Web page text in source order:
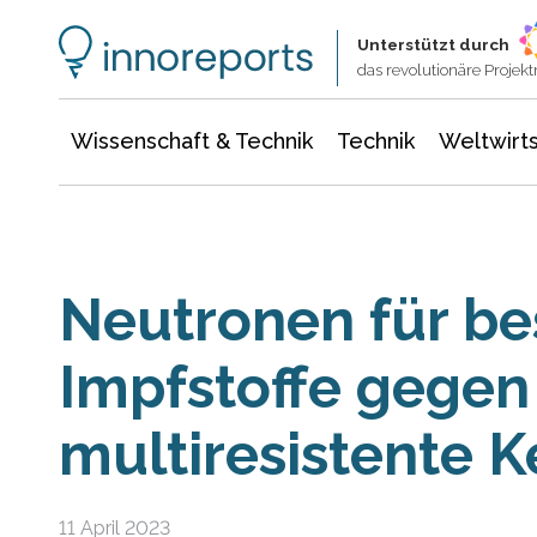
Unterstützt durch
das revolutionäre
Wissenschaft & Technik Technik
Neutronen für
Impfstoffe gegen
multiresistente
11 April 2023